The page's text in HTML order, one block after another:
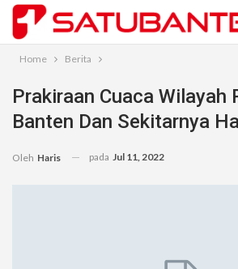
Home Berita
Prakiraan Cuaca Wilayah
Banten Dan Sekitarnya
Oleh Haris pada Jul 11, 2022